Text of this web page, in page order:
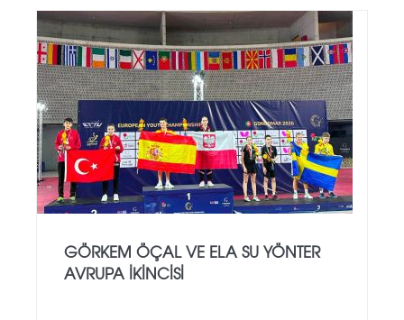
GÖRKEM ÖÇAL VE ELA SU YÖNTER
AVRUPA İKINCISI